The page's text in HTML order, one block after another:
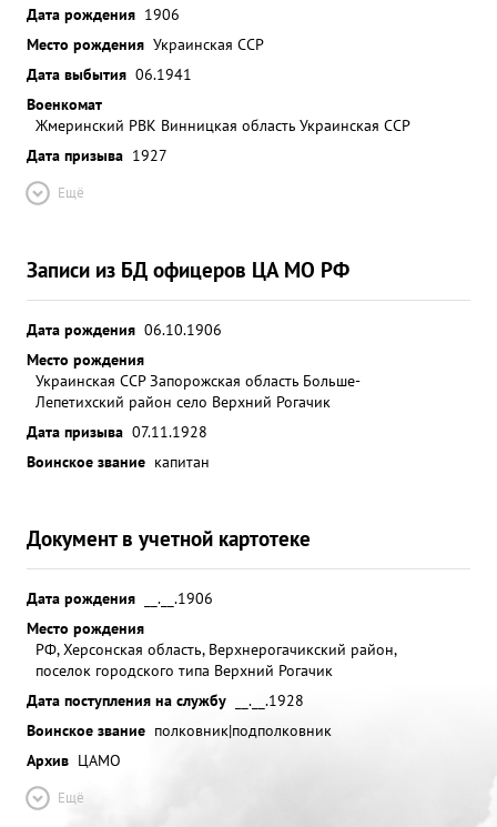
Дата рождения 1906
Место рождения Украинская ССР
Дата выбытия 06.1941
Военкомат
Жмеринский РВК Винницкая область Украинская ССР
Дата призыва 1927
Ещё
Записи из БД офицеров ЦА МО РФ
Дата рождения 06.10.1906
Место рождения
Украинская ССР Запорожская область Больше-
Лепетихский район село Верхний Рогачик
Дата призыва 07.11.1928
Воинское звание капитан
Документ в учетной картотеке
Дата рождения
__.__.1906
Место рождения
РФ, Херсонская область, Верхнерогачикский район,
поселок городского типа Верхний Рогачик
Дата поступления на службу
__.__.1928
Воинское звание полковник|подполковник
Архив ЦАМО
Ещё